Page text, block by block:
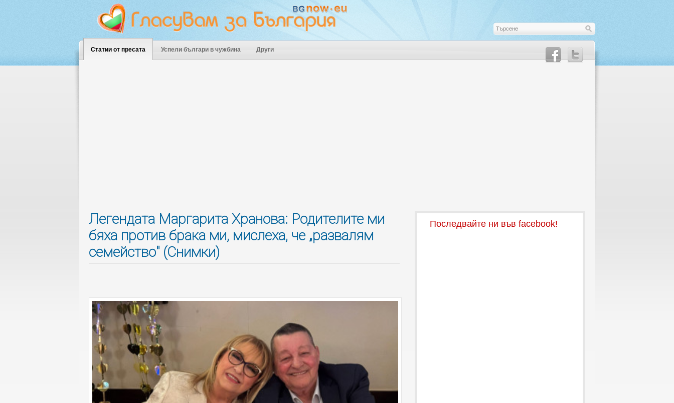
Статии от пресата Успели българи в чужбина Други
Легендата Маргарита Хранова: Родителите ми
бяха против брака ми, мислеха, че „развалям
семейство" (Снимки)
Последвайте ни във facebook!